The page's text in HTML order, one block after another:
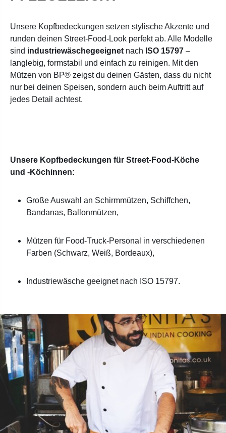
Unsere Kopfbedeckungen setzen stylische Akzente und
runden deinen Street-Food-Look perfekt ab. Alle Modelle
sind industriewäschegeeignet nach ISO 15797 –
langlebig, formstabil und einfach zu reinigen. Mit den
Mützen von BP® zeigst du deinen Gästen, dass du nicht
nur bei deinen Speisen, sondern auch beim Auftritt auf
jedes Detail achtest.
Unsere Kopfbedeckungen für Street-Food-Köche
und -Köchinnen:
Große Auswahl an Schirmmützen, Schiffchen,
Bandanas, Ballonmützen,
Mützen für Food-Truck-Personal in verschiedenen
Farben (Schwarz, Weiß, Bordeaux),
Industriewäsche geeignet nach ISO 15797.